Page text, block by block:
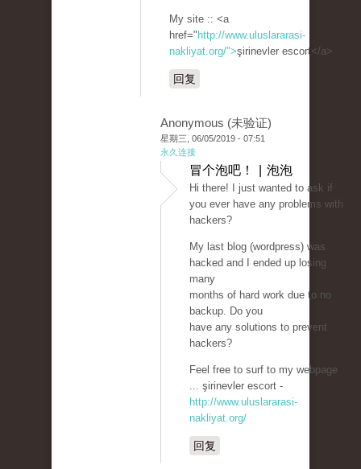
My site :: <a
href=" http://www.uluslararasi-
nakliyat.org/">şirinevler escort</a>
回复
Anonymous (未验证)
星期三, 06/05/2019 - 07:51
永久连接
冒个泡吧！ | 泡泡
Hi there! I just wanted to ask if
you ever have any problems with
hackers?
My last blog (wordpress) was
hacked and I ended up losing
many
months of hard work due to no
backup. Do you
have any solutions to prevent
hackers?
Feel free to surf to my webpage
... şirinevler escort -
http://www.uluslararasi-
nakliyat.org/
回复